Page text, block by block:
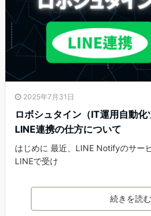
2025年7月31日
ロボシュタイン（IT運用自動
LINE連携の仕方について
はじめに 最近、LINE Notifyのサー
LINEで受け
続きを読む